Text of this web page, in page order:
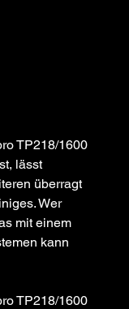
TP218/1600
lässt
überragt
Wer
mit einem
kann
TP218/1600